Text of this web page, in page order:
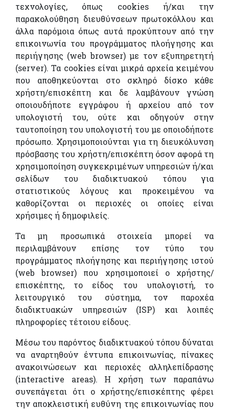
τεχνολογίες, όπως cookies ή/και την
παρακολούθηση διευθύνσεων πρωτοκόλλου και
άλλα παρόμοια όπως αυτά προκύπτουν από την
επικοινωνία του προγράμματος πλοήγησης και
περιήγησης (web browser) με τον εξυπηρετητή
(server). Τα cookies είναι μικρά αρχεία κειμένου
που αποθηκεύονται στο σκληρό δίσκο κάθε
χρήστη/επισκέπτη και δε λαμβάνουν γνώση
οποιουδήποτε εγγράφου ή αρχείου από τον
υπολογιστή του, ούτε και οδηγούν στην
ταυτοποίηση του υπολογιστή του με οποιοδήποτε
πρόσωπο. Χρησιμοποιούνται για τη διευκόλυνση
πρόσβασης του χρήστη/επισκέπτη όσον αφορά τη
χρησιμοποίηση συγκεκριμένων υπηρεσιών ή/και
σελίδων του διαδικτυακού τόπου για
στατιστικούς λόγους και προκειμένου να
καθορίζονται οι περιοχές οι οποίες είναι
χρήσιμες ή δημοφιλείς.
Τα μη προσωπικά στοιχεία μπορεί να
περιλαμβάνουν επίσης τον τύπο του
προγράμματος πλοήγησης και περιήγησης ιστού
(web browser) που χρησιμοποιεί ο χρήστης/
επισκέπτης, το είδος του υπολογιστή, το
λειτουργικό του σύστημα, τον παροχέα
διαδικτυακών υπηρεσιών (ISP) και λοιπές
πληροφορίες τέτοιου είδους.
Μέσω του παρόντος διαδικτυακού τόπου δύναται
να αναρτηθούν έντυπα επικοινωνίας, πίνακες
ανακοινώσεων και περιοχές αλληλεπίδρασης
(interactive areas). Η χρήση των παραπάνω
συνεπάγεται ότι ο χρήστης/επισκέπτης φέρει
την αποκλειστική ευθύνη της επικοινωνίας που